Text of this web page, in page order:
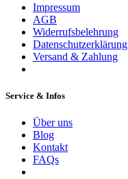
Impressum
AGB
Widerrufsbelehrung
Datenschutzerklärung
Versand & Zahlung
Service & Infos
Über uns
Blog
Kontakt
FAQs